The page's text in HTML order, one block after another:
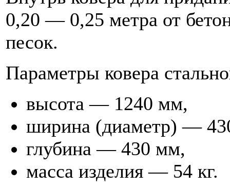
0,20 — 0,25 метра от
песок.
Параметры ковера
высота — 1240 мм,
ширина (диаметр) —
глубина — 430 мм,
масса изделия — 54 кг.